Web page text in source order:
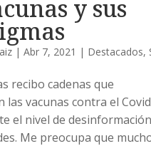
y sus
| Abr 7, 2021 | Destacados,
recibo cadenas que
las vacunas contra el
el nivel de
Me preocupa que